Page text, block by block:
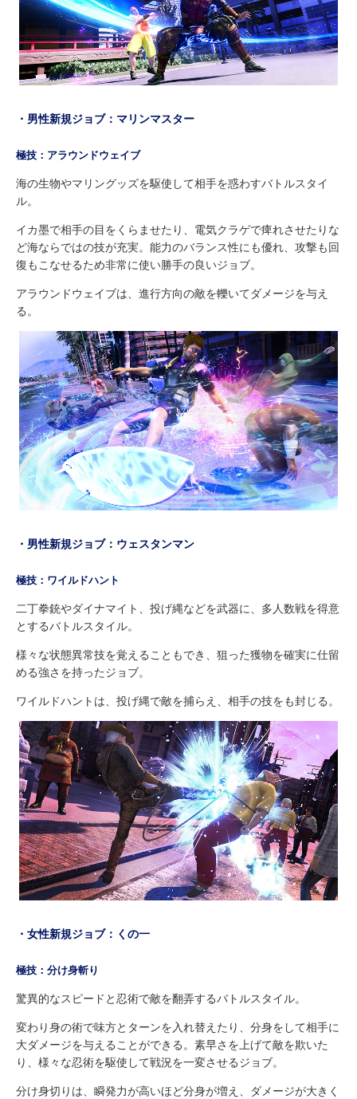
・男性新規ジョブ：マリンマスター
極技：アラウンドウェイブ
海の生物やマリングッズを駆使して相手を惑わすバトルスタイ
ル。
イカ墨で相手の目をくらませたり、電気クラゲで痺れさせたりな
ど海ならではの技が充実。能力のバランス性にも優れ、攻撃も回
復もこなせるため非常に使い勝手の良いジョブ。
アラウンドウェイブは、進行方向の敵を轢いてダメージを与え
る。
・男性新規ジョブ：ウェスタンマン
極技：ワイルドハント
二丁拳銃やダイナマイト、投げ縄などを武器に、多人数戦を得意
とするバトルスタイル。
様々な状態異常技を覚えることもでき、狙った獲物を確実に仕留
める強さを持ったジョブ。
ワイルドハントは、投げ縄で敵を捕らえ、相手の技をも封じる。
・女性新規ジョブ：くの一
極技：分け身斬り
驚異的なスピードと忍術で敵を翻弄するバトルスタイル。
変わり身の術で味方とターンを入れ替えたり、分身をして相手に
大ダメージを与えることができる。素早さを上げて敵を欺いた
り、様々な忍術を駆使して戦況を一変させるジョブ。
分け身切りは、瞬発力が高いほど分身が増え、ダメージが大きく